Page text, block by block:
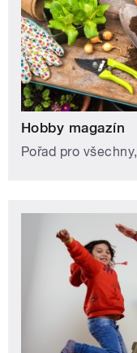
Hobby magazín
Pořad pro